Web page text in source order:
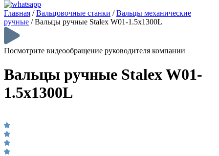
Главная /Вальцовочные станки /Вальцы механические
ручные /Вальцы ручные Stalex W01-1.5х1300L
Посмотрите видеообращение руководителя компании
Вальцы ручные Stalex W01-
1.5х1300L